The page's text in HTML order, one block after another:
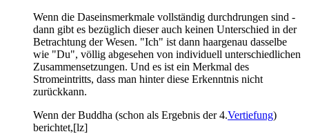
Wenn die Daseinsmerkmale vollständig durchdrungen sind -
dann gibt es bezüglich dieser auch keinen Unterschied in der
Betrachtung der Wesen. "Ich" ist dann haargenau dasselbe
wie "Du", völlig abgesehen von individuell unterschiedlichen
Zusammensetzungen. Und es ist ein Merkmal des
Stromeintritts, dass man hinter diese Erkenntnis nicht
zurückkann.
Wenn der Buddha (schon als Ergebnis der 4.Vertiefung)
berichtet,[lz]